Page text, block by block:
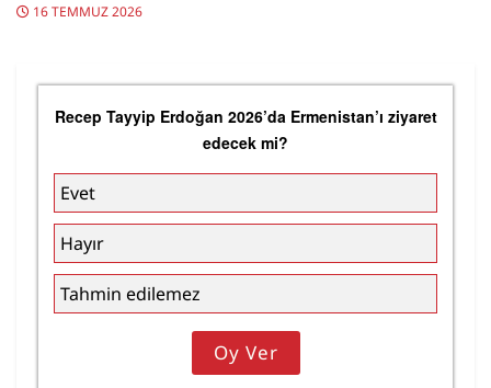
16 TEMMUZ 2026
Recep Tayyip Erdoğan 2026’da Ermenistan’ı ziyaret
edecek mi?
Evet
Hayır
Tahmin edilemez